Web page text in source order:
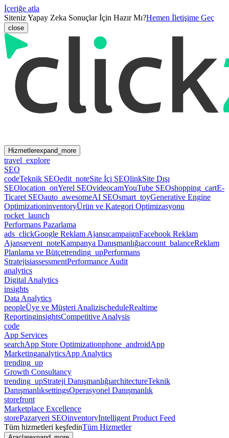
İçeriğe atla
Siteniz Yapay Zeka Sonuçlar İçin Hazır Mı?Hemen İletişime Geç
close
Hizmetlerexpand_more
travel_explore
SEO
codeTeknik SEOedit_noteSite İçi SEOlinkSite Dışı
SEOlocation_onYerel SEOvideocamYouTube SEOshopping_cartE-
Ticaret SEOauto_awesomeAI SEOsmart_toyGenerative Engine
OptimizationinventoryÜrün ve Kategori Optimizasyonu
rocket_launch
Performans Pazarlama
ads_clickGoogle Reklam AjansıcampaignFacebook Reklam
Ajansıevent_noteKampanya Danışmanlığıaccount_balanceReklam
Planlama ve Bütçetrending_upPerformans
StratejisiassessmentPerformance Audit
analytics
Digital Analytics
insights
Data Analytics
peopleÜye ve Müşteri AnalizischeduleRealtime
ReportinginsightsCompetitive Analysis
code
App Services
searchApp Store Optimizationphone_androidApp
MarketinganalyticsApp Analytics
trending_up
Growth Consultancy
trending_upStrateji DanışmanlığıarchitectureTeknik
DanışmanlıksettingsOperasyonel Danışmanlık
storefront
Marketplace Excellence
storePazaryeri SEOinventoryIntelligent Product Feed
Tüm hizmetleri keşfedinTüm Hizmetler